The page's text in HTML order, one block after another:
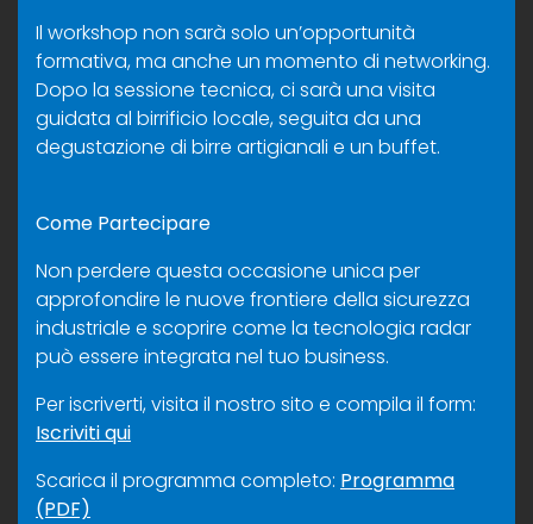
Il workshop non sarà solo un’opportunità
formativa, ma anche un momento di networking.
Dopo la sessione tecnica, ci sarà una visita
guidata al birrificio locale, seguita da una
degustazione di birre artigianali e un buffet.
Come Partecipare
Non perdere questa occasione unica per
approfondire le nuove frontiere della sicurezza
industriale e scoprire come la tecnologia radar
può essere integrata nel tuo business.
Per iscriverti, visita il nostro sito e compila il form:
Iscriviti qui
Scarica il programma completo: Programma
(PDF)